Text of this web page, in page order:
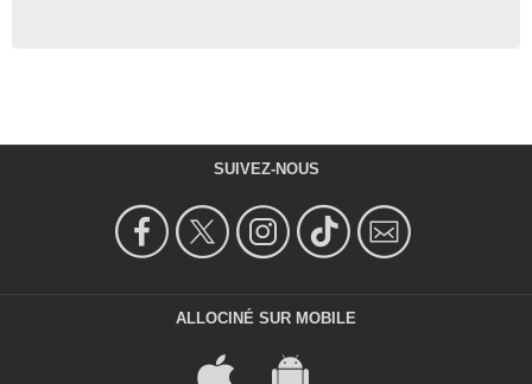
SUIVEZ-NOUS
ALLOCINÉ SUR MOBILE